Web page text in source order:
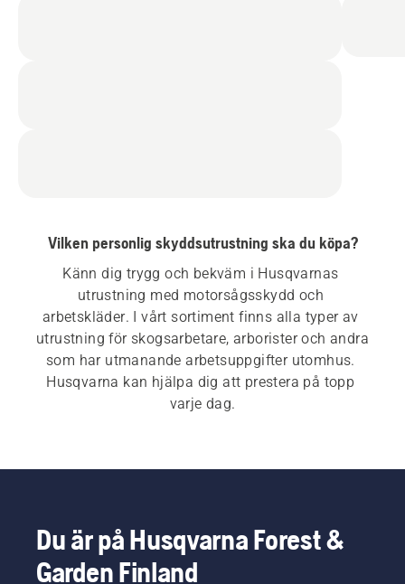
Vilken personlig skyddsutrustning ska du köpa?
Känn dig trygg och bekväm i Husqvarnas
utrustning med motorsågsskydd och
arbetskläder. I vårt sortiment finns alla typer av
utrustning för skogsarbetare, arborister och andra
som har utmanande arbetsuppgifter utomhus.
Husqvarna kan hjälpa dig att prestera på topp
varje dag.
Du är på Husqvarna Forest &
Garden Finland